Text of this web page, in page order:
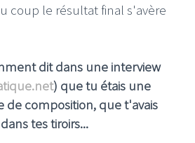
coup le résultat final s'avère
dit dans une interview
) que tu étais une
composition, que t'avais
tes tiroirs...